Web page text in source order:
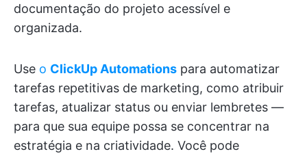
documentação do projeto acessível e
organizada.
Use o ClickUp Automations para automatizar
tarefas repetitivas de marketing, como atribuir
tarefas, atualizar status ou enviar lembretes —
para que sua equipe possa se concentrar na
estratégia e na criatividade. Você pode